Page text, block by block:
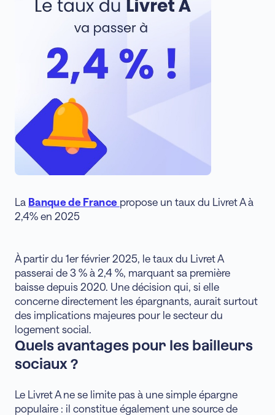
La Banque de France propose un taux du Livret A à
2,4% en 2025
À partir du 1er février 2025, le taux du Livret A
passerai de 3 % à 2,4 %, marquant sa première
baisse depuis 2020. Une décision qui, si elle
concerne directement les épargnants, aurait surtout
des implications majeures pour le secteur du
logement social.
Quels avantages pour les bailleurs
sociaux ?
Le Livret A ne se limite pas à une simple épargne
populaire : il constitue également une source de